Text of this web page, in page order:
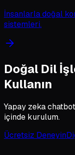
İnsanlarla doğal
sistemleri.
Doğal Dil
Kullanın
Yapay zeka
içinde kurulum.
Ücretsiz Deneyin